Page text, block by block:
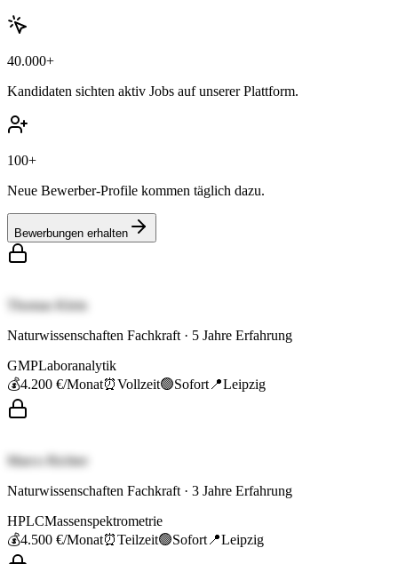
40.000+
Kandidaten sichten aktiv Jobs auf unserer Plattform.
100+
Neue Bewerber-Profile kommen täglich dazu.
Bewerbungen erhalten
Thomas Klein
Naturwissenschaften Fachkraft · 5 Jahre Erfahrung
GMPLaboranalytik
💰4.200 €/Monat⏰Vollzeit🟢Sofort 📍Leipzig
Marco Richter
Naturwissenschaften Fachkraft · 3 Jahre Erfahrung
HPLCMassenspektrometrie
💰4.500 €/Monat⏰Teilzeit🟢Sofort 📍Leipzig